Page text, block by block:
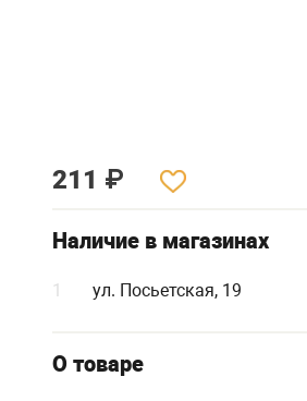
211 ₽
Наличие в магазинах
1 ул. Посьетская, 19
О товаре